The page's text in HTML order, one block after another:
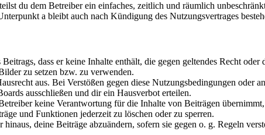
du dem Betreiber ein einfaches, zeitlich und räumlich
a bleibt auch nach Kündigung des Nutzungsvertrages
dass er keine Inhalte enthält, die gegen geltendes Recht
zu setzen bzw. zu verwenden.
aus. Bei Verstößen gegen diese Nutzungsbedingungen
ausschließen und dir ein Hausverbot erteilen.
keine Verantwortung für die Inhalte von Beiträgen
und Funktionen jederzeit zu löschen oder zu sperren.
hinaus, deine Beiträge abzuändern, sofern sie gegen o. g. Regeln